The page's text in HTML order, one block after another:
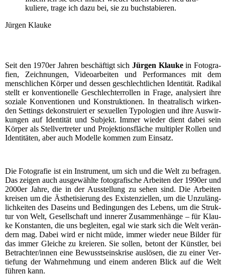
ku­lie­re, tra­ge ich dazu bei, sie zu buchstabieren.
Jür­gen Klauke
Seit den 1970er Jah­ren beschäf­tigt sich Jür­gen Klau­kein Foto­gra­
fien, Zeich­nun­gen, Video­ar­bei­ten und Per­for­man­ces mit dem
mensch­li­chen Kör­per und des­sen geschlecht­li­chen Iden­ti­tät. Radi­kal
stellt er kon­ven­tio­nel­le Geschlech­ter­rol­len in Fra­ge, ana­ly­siert ihre
sozia­le Kon­ven­tio­nen und Kon­struk­tio­nen. In thea­tra­lisch wir­ken­
den Set­tings dekon­stru­iert er sexu­el­len Typo­lo­gien und ihre Aus­wir­
kun­gen auf Iden­ti­tät und Sub­jekt. Immer wie­der dient dabei sein
Kör­per als Stell­ver­tre­ter und Pro­jek­ti­ons­flä­che mul­ti­pler Rol­len und
Iden­ti­tä­ten, aber auch Model­le kom­men zum Einsatz.
Die Foto­gra­fie ist ein Instru­ment, um sich und die Welt zu befra­gen.
Das zei­gen auch aus­ge­wähl­te foto­gra­fi­sche Arbei­ten der 1990er und
2000er Jah­re, die in der Aus­stel­lung zu sehen sind. Die Arbei­ten
krei­sen um die Ästhe­ti­sie­rung des Exis­ten­zi­el­len, um die Unzu­läng­
lich­kei­ten des Daseins und Bedin­gun­gen des Lebens, um die Struk­
tur von Welt, Gesell­schaft und inne­rer Zusam­men­hän­ge – für Klau­
ke Kon­stan­ten, die uns beglei­ten, egal wie stark sich die Welt ver­än­
dern mag. Dabei wird er nicht müde, immer wie­der neue Bil­der für
das immer Glei­che zu kre­ieren. Sie sol­len, betont der Künst­ler, bei
Betrachter/innen eine Bewusst­seins­kri­se aus­lö­sen, die zu einer Ver­
tie­fung der Wahr­neh­mung und einem ande­ren Blick auf die Welt
füh­ren kann.